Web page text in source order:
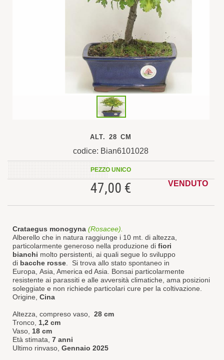
ALT. 28 CM
codice: Bian6101028
PEZZO UNICO
47,00 € VENDUTO
Crataegus monogyna (Rosacee).
Alberello che in natura raggiunge i 10 mt. di altezza,
particolarmente generoso nella produzione di fiori
bianchi molto persistenti, ai quali segue lo sviluppo
di bacche rosse . Si trova allo stato spontaneo in
Europa, Asia, America ed Asia. Bonsai particolarmente
resistente ai parassiti e alle avversità climatiche, ama posizioni
soleggiate e non richiede particolari cure per la coltivazione.
Origine, Cina
Altezza, compreso vaso, 28 cm
Tronco, 1,2 cm
Vaso, 18 cm
Età stimata, 7 anni
Ultimo rinvaso, Gennaio 2025